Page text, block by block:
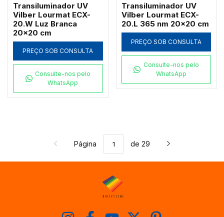
Transiluminador UV
Vilber Lourmat ECX-
20.W Luz Branca
20x20 cm
PREÇO SOB CONSULTA
Consulte-nos pelo
WhatsApp
Transiluminador UV
Vilber Lourmat ECX-
20.L 365 nm 20x20 cm
PREÇO SOB CONSULTA
Consulte-nos pelo
WhatsApp
Página de 29